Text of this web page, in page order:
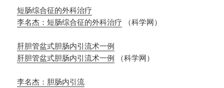
短肠综合征的外科治疗
李名杰：短肠综合征的外科治疗 （科学网）
肝胆管盆式胆肠内引流术一例
肝胆管盆式胆肠内引流术一例 （科学网）
李名杰：胆肠内引流